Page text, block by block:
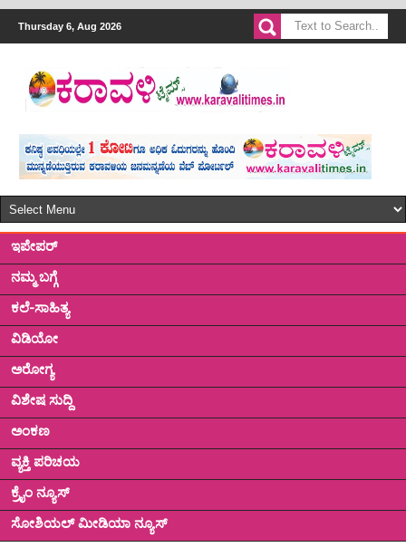
Thursday 6, Aug 2026
ಇಪೇಪರ್
ನಮ್ಮ ಬಗ್ಗೆ
ಕಲೆ-ಸಾಹಿತ್ಯ
ವಿಡಿಯೋ
ಅರೋಗ್ಯ
ವಿಶೇಷ ಸುದ್ದಿ
ಅಂಕಣ
ವ್ಯಕ್ತಿ ಪರಿಚಯ
ಕ್ರೈಂ ನ್ಯೂಸ್
ಸೋಶಿಯಲ್ ಮೀಡಿಯಾ ನ್ಯೂಸ್